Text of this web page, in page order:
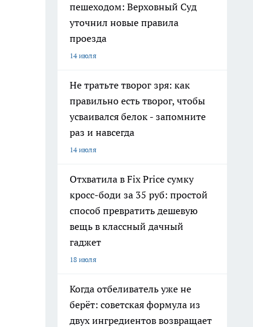
пешеходом: Верховный Суд
уточнил новые правила
проезда
14 июля
Не тратьте творог зря: как
правильно есть творог, чтобы
усваивался белок - запомните
раз и навсегда
14 июля
Отхватила в Fix Price сумку
кросс-боди за 35 руб: простой
способ превратить дешевую
вещь в классный дачный
гаджет
18 июля
Когда отбеливатель уже не
берёт: советская формула из
двух ингредиентов возвращает